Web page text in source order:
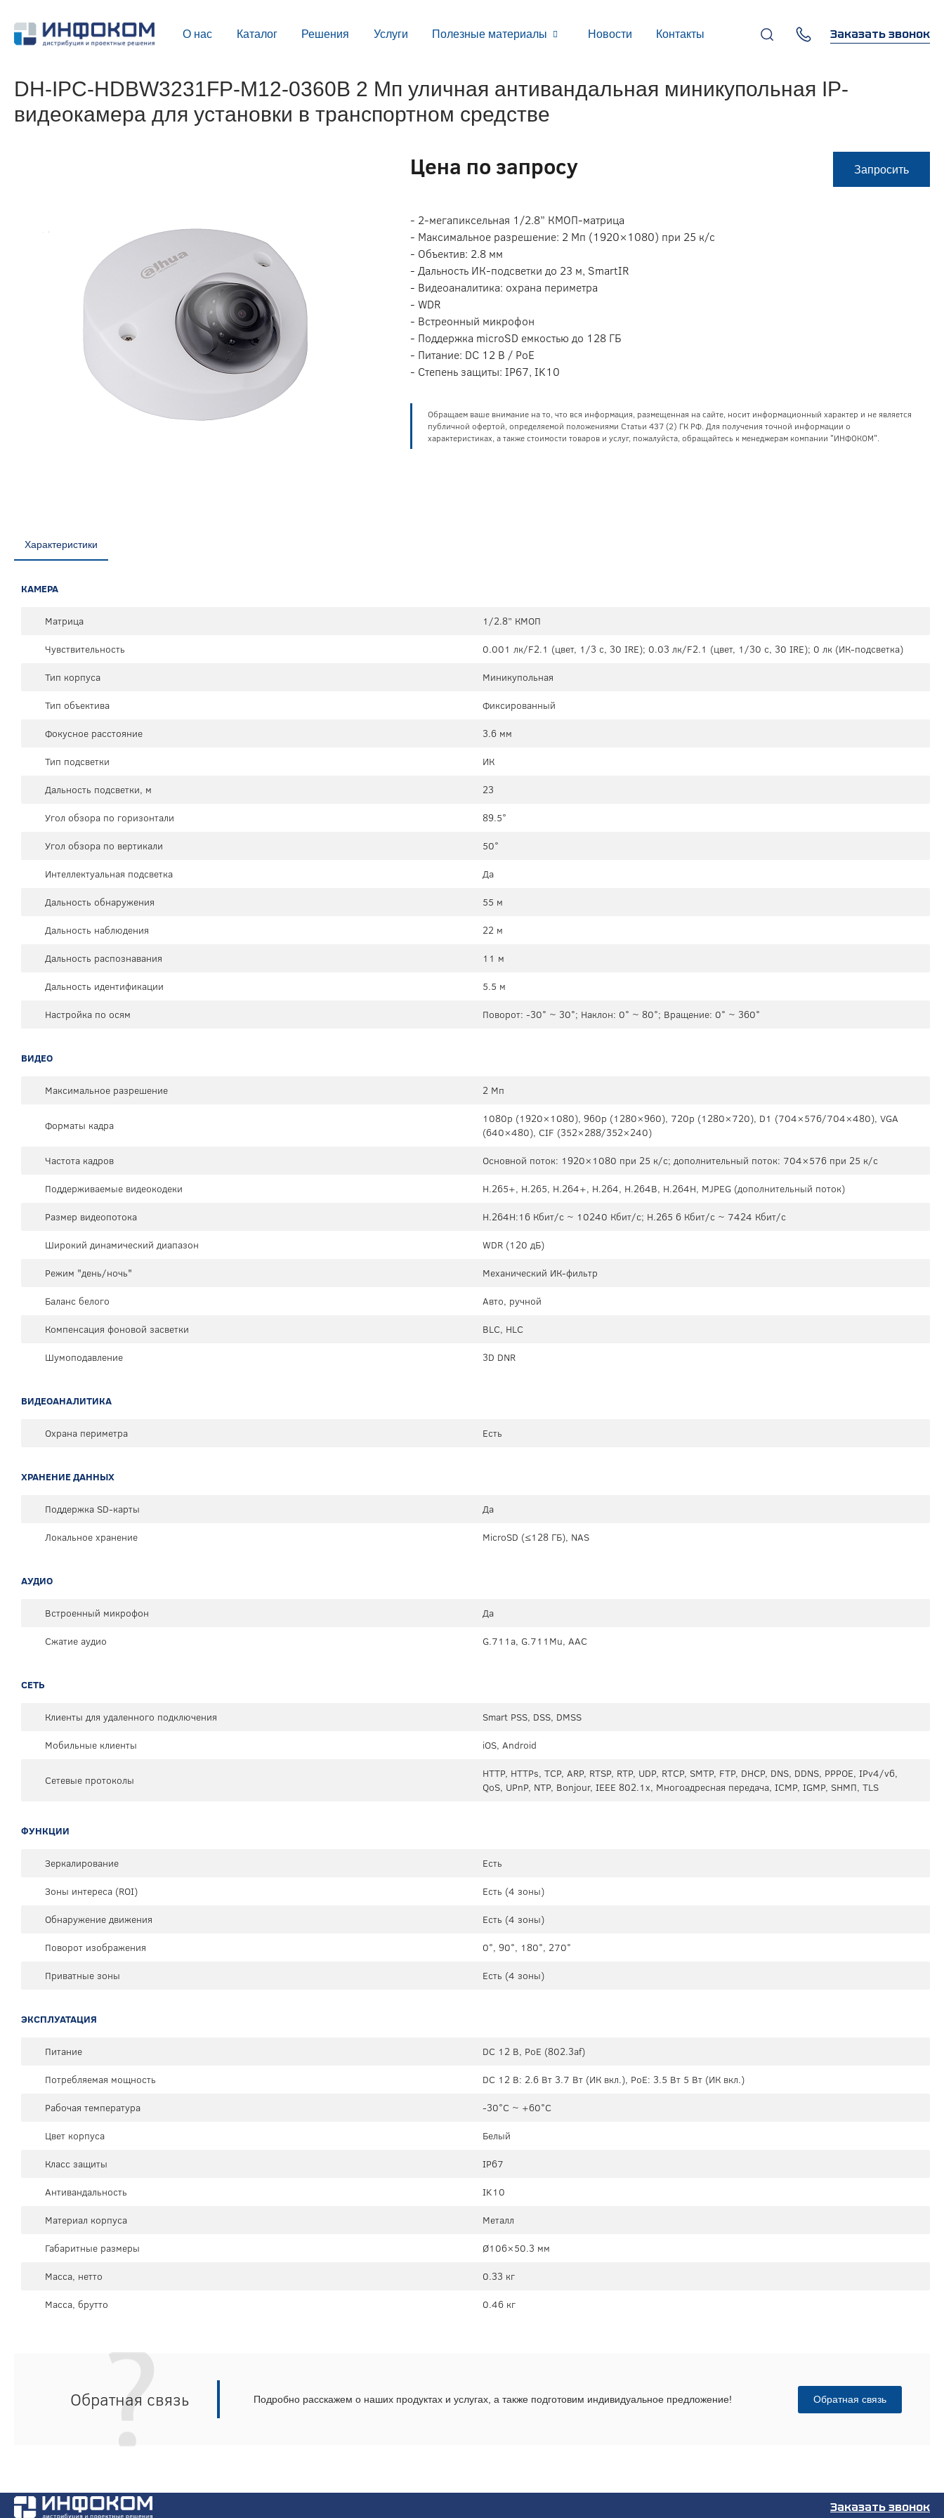
О нас Каталог Решения Услуги Полезные материалы Новости Контакты
г. Москва, 119270,
Лужнецкая наб., д. 6, стр. 1,
Заказать звонок
DH-IPC-HDBW3231FP-M12-0360B 2 Мп уличная антивандальная миникупольная IP-
видеокамера для установки в транспортном средстве
Цена по запросу Запросить
- 2-мегапиксельная 1/2.8” КМОП-матрица
- Максимальное разрешение: 2 Мп (1920×1080) при 25 к/с
- Объектив: 2.8 мм
- Дальность ИК-подсветки до 23 м, SmartIR
- Видеоаналитика: охрана периметра
- WDR
- Встреонный микрофон
- Поддержка microSD емкостью до 128 ГБ
- Питание: DC 12 В / PoE
- Степень защиты: IP67, IK10
Обращаем ваше внимание на то, что вся информация, размещенная на сайте, носит информационный характер и не является
публичной офертой, определяемой положениями Статьи 437 (2) ГК РФ. Для получения точной информации о
характеристиках, а также стоимости товаров и услуг, пожалуйста, обращайтесь к менеджерам компании "ИНФОКОМ".
Характеристики
КАМЕРА
Матрица
1/2.8” КМОП
Чувствительность
0.001 лк/F2.1 (цвет, 1/3 c, 30 IRE); 0.03 лк/F2.1 (цвет, 1/30 c, 30 IRE); 0 лк (ИК-подсветка)
Тип корпуса
Миникупольная
Тип объектива
Фиксированный
Фокусное расстояние
3.6 мм
Тип подсветки
ИК
Дальность подсветки, м
23
Угол обзора по горизонтали
89.5°
Угол обзора по вертикали
50°
Интеллектуальная подсветка
Да
Дальность обнаружения
55 м
Дальность наблюдения
22 м
Дальность распознавания
11 м
Дальность идентификации
5.5 м
Настройка по осям
Поворот: -30° ~ 30°; Наклон: 0° ~ 80°; Вращение: 0° ~ 360°
ВИДЕО
Максимальное разрешение 2 Мп
Форматы кадра
1080p (1920×1080), 960p (1280×960), 720p (1280×720), D1 (704×576/704×480), VGA
(640×480), CIF (352×288/352×240)
Частота кадров
Основной поток: 1920×1080 при 25 к/с; дополнительный поток: 704×576 при 25 к/с
Поддерживаемые видеокодеки
H.265+, H.265, H.264+, H.264, H.264B, H.264H, MJPEG (дополнительный поток)
Размер видеопотока
H.264H:16 Кбит/с ~ 10240 Кбит/с; H.265 6 Кбит/с ~ 7424 Кбит/с
Широкий динамический диапазон
WDR (120 дБ)
Режим "день/ночь"
Механический ИК-фильтр
Баланс белого
Авто, ручной
Компенсация фоновой засветки
BLC, HLC
Шумоподавление
3D DNR
ВИДЕОАНАЛИТИКА
Охрана периметра Есть
ХРАНЕНИЕ ДАННЫХ
Поддержка SD-карты
Да
Локальное хранение
MicroSD (≤128 ГБ), NAS
АУДИО
Встроенный микрофон
Да
Сжатие аудио
G.711a, G.711Mu, AAC
СЕТЬ
Клиенты для удаленного подключения
Smart PSS, DSS, DMSS
Мобильные клиенты
iOS, Android
Сетевые протоколы
HTTP, HTTPs, TCP, ARP, RTSP, RTP, UDP, RTCP, SMTP, FTP, DHCP, DNS, DDNS, PPPOE, IPv4/v6,
QoS, UPnP, NTP, Bonjour, IEEE 802.1x, Многоадресная передача, ICMP, IGMP, SНМП, TLS
ФУНКЦИИ
Зеркалирование
Есть
Зоны интереса (ROI)
Есть (4 зоны)
Обнаружение движения
Есть (4 зоны)
Поворот изображения
0°, 90°, 180°, 270°
Приватные зоны
Есть (4 зоны)
ЭКСПЛУАТАЦИЯ
Питание
DC 12 В, PoE (802.3af)
Потребляемая мощность
DC 12 В: 2.6 Вт 3.7 Вт (ИК вкл.), PoE: 3.5 Вт 5 Вт (ИК вкл.)
Рабочая температура
-30°C ~ +60°C
Цвет корпуса
Белый
Класс защиты
IP67
Антивандальность
IK10
Материал корпуса
Металл
Габаритные размеры
Ø106×50.3 мм
Масса, нетто
0.33 кг
Масса, брутто
0.46 кг
Обратная связь Подробно расскажем о наших продуктах и услугах, а также подготовим индивидуальное предложение! Обратная связь
Заказать звонок